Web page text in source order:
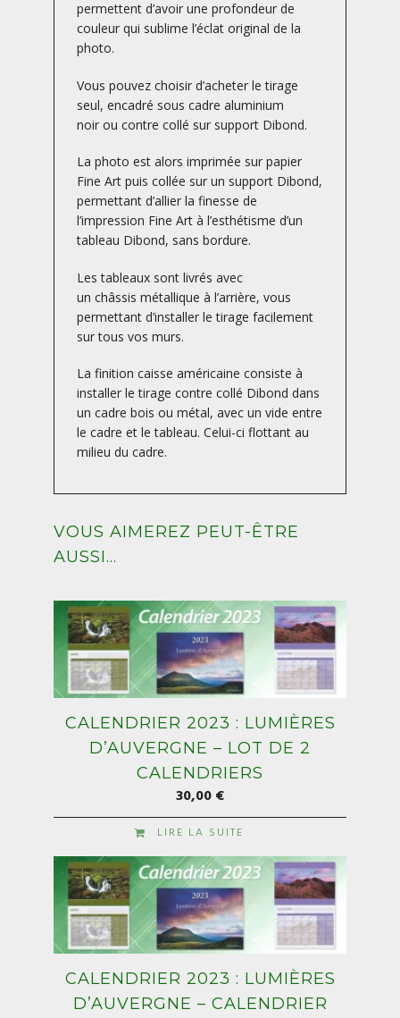
permettent d’avoir une profondeur de
couleur qui sublime l’éclat original de la
photo.
Vous pouvez choisir d’acheter le tirage
seul, encadré sous cadre aluminium
noir ou contre collé sur support Dibond.
La photo est alors imprimée sur papier
Fine Art puis collée sur un support Dibond,
permettant d’allier la finesse de
l’impression Fine Art à l’esthétisme d’un
tableau Dibond, sans bordure.
Les tableaux sont livrés avec
un châssis métallique à l’arrière, vous
permettant d’installer le tirage facilement
sur tous vos murs.
La finition caisse américaine consiste à
installer le tirage contre collé Dibond dans
un cadre bois ou métal, avec un vide entre
le cadre et le tableau. Celui-ci flottant au
milieu du cadre.
VOUS AIMEREZ PEUT-ÊTRE
AUSSI…
CALENDRIER 2023 : LUMIÈRES
D’AUVERGNE – LOT DE 2
CALENDRIERS
30,00€
LIRE LA SUITE
CALENDRIER 2023 : LUMIÈRES
D’AUVERGNE – CALENDRIER